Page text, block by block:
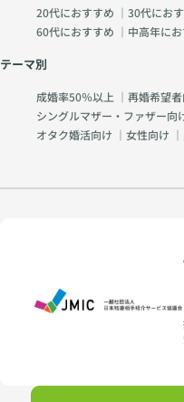
20代におすすめ ｜ 30代にお
60代におすすめ ｜ 中高年に
テーマ別
成婚率50％以上 ｜ 再婚希望
シングルマザー・ファザー向
オタク婚活向け ｜ 女性向け ｜